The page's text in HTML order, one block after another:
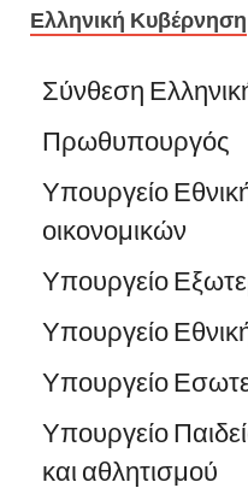
Ελληνική Κυβέρνηση
Σύνθεση
Πρωθυπουργός
Υπουργείο
οικονομικών
Υπουργείο
Υπουργείο
Υπουργείο
Υπουργείο
και αθλητισμού